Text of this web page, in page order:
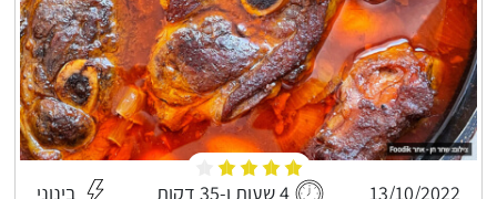
13/10/2022 4 שעות ו-35 דקות בינוני